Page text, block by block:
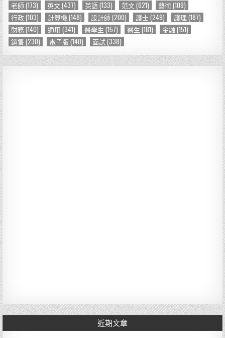
老師(173) 英文(437) 英語(133) 范文(621) 藝術(109)
行政(103) 計算機 (148) 設計師(200) 護士(249) 護理 (187)
財務(140) 通用 (341) 醫學生 (157) 醫生 (181) 金融 (151)
銷售 (230) 電子版 (140) 面試(338)
近期文章